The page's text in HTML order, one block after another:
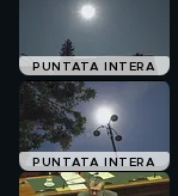
PUNTATA INTERA
PUNTATA INTERA